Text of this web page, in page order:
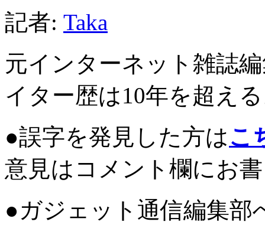
記者: Taka
元インターネット雑誌
イター歴は10年を超え
●誤字を発見した方はこ
意見はコメント欄にお
●ガジェット通信編集部